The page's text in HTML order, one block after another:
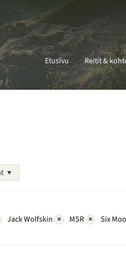
Etusivu Reitit &
Jack Wolfskin × MSR × Six